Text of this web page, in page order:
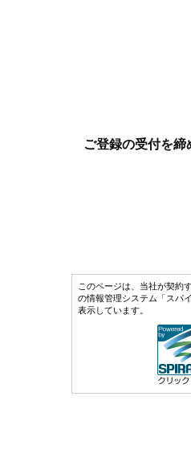
ご登録の受付を締
このページは、当社が契約
の情報管理システム「スパ
表示しています。